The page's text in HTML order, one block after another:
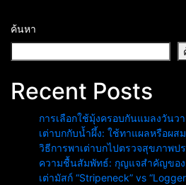
ค้นหา
Recent Posts
การเลือกใช้มุ้งครอบกันแมลงวันว
เต่าบกกับน้ำผึ้ง: ใช้ทาแผลหรือผส
วิธีการพาเต่าบกไปตรวจสุขภาพป
ความชื้นสัมพัทธ์: กุญแจสำคัญของ
เต่ามัสก์ “Stripeneck” vs